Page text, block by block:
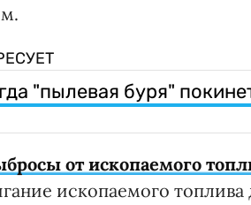
"пылевая буря"
от ископаемого
ископаемого топлива